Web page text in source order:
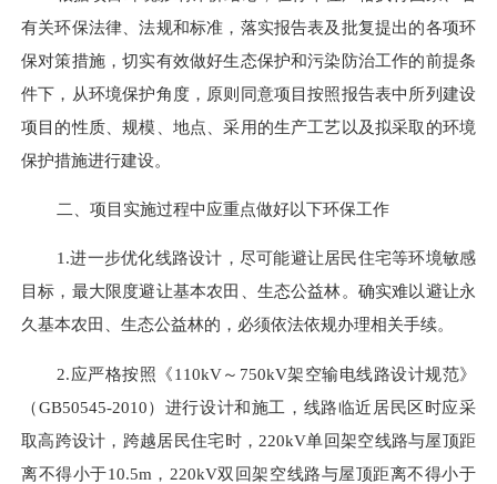
有关环保法律、法规和标准，落实报告表及批复提出的各项环
保对策措施，切实有效做好生态保护和污染防治工作的前提条
件下，从环境保护角度，原则同意项目按照报告表中所列建设
项目的性质、规模、地点、采用的生产工艺以及拟采取的环境
保护措施进行建设。
二、项目实施过程中应重点做好以下环保工作
1.进一步优化线路设计，尽可能避让居民住宅等环境敏感
目标，最大限度避让基本农田
、生态公益林。确实难以避让永
久基本农田
、生态公益林的，必须依法依规办理相关手续。
2.应严格按照《110kV～750kV架空输电线路设计规范》
（GB50545-2010）进行设计和施工，线路临近居民区时应采
取高跨设计，跨越居民住宅时，220kV单回架空线路与屋顶距
离不得小于10.5m ， 220kV双 回架空线路与屋顶距离不得小于